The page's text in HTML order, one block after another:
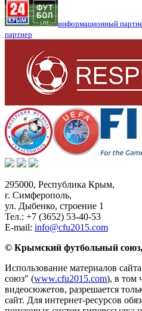
информационный
партнер
295000, Республика Крым,
г. Симферополь,
ул. Дыбенко, строение 1
Тел.: +7 (3652) 53-40-53
E-mail: info@cfu2015.com
© Крымский футбольный союз,
Использование материалов
союз" (www.cfu2015.com), в том
видеосюжетов, разрешается
сайт. Для интернет-ресурсов